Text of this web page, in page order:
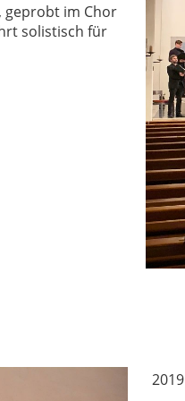
geprobt im Chor
solistisch für
2019